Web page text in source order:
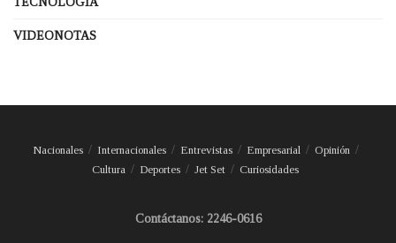
VIDEONOTAS
Nacionales Internacionales Entrevistas Empresarial
Opinión
Cultura
Deportes Jet Set Curiosidades
Contáctanos: 2246-0616